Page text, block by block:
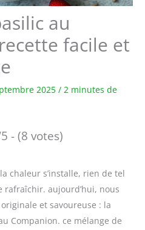
au
facile et
2025 / 2 minutes de
- (8 votes)
chaleur s’installe, rien de tel
rafraîchir. aujourd’hui, nous
et savoureuse : la
Companion. ce mélange de